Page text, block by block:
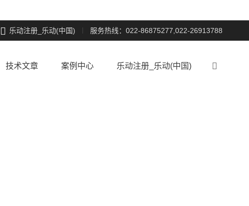
 乐动注册_乐动(中国) 服务热线：022-86875277,022-26913788

技术文章 案例中心 乐动注册_乐动(中国)